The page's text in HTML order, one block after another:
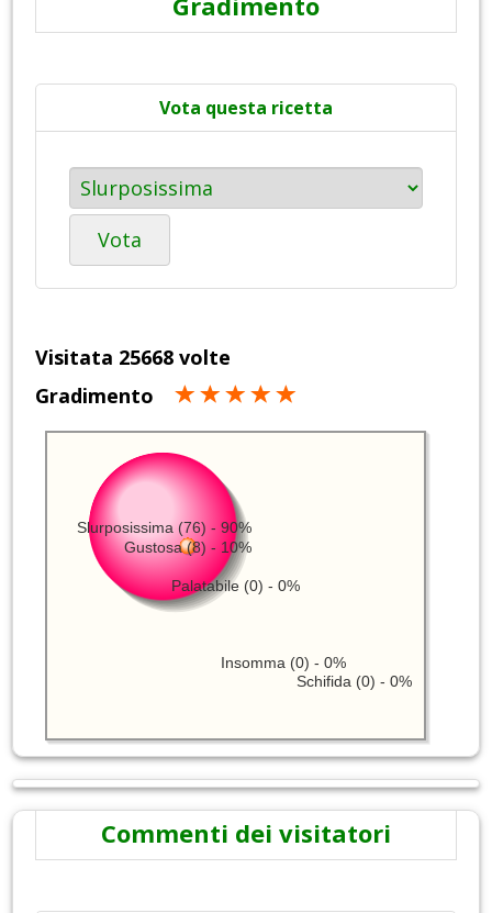
Vota questa ricetta
Vota
Visitata 25668 volte
Gradimento
Slurposissima (76) - 90%
Gustosa (8) - 10%
Schifida (0) - 0%
Insomma (0) - 0%
Palatabile (0) - 0%
Commenti dei visitatori